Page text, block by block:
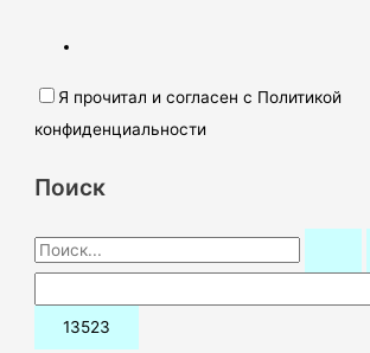
Я прочитал и согласен с Политикой
конфиденциальности
Поиск
П
о
и